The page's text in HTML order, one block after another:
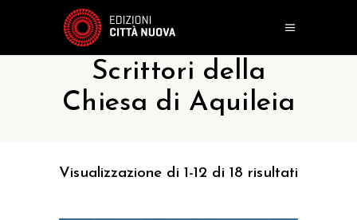
Scrittori della
Chiesa di Aquileia
Visualizzazione di 1-12 di 18 risultati